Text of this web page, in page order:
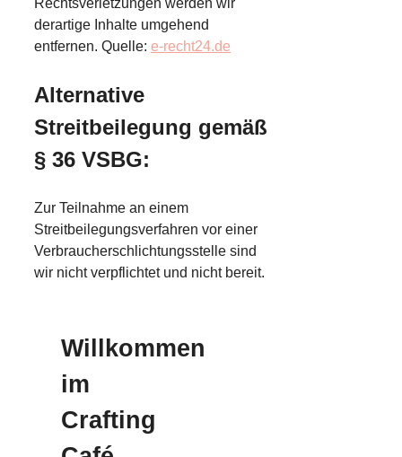
derartige Inhalte umgehend
entfernen. Quelle: e-recht24.de
Alternative
Streitbeilegung gemäß
§ 36 VSBG:
Zur Teilnahme an einem
Streitbeilegungsverfahren vor einer
Verbraucherschlichtungsstelle sind
wir nicht verpflichtet und nicht bereit.
Willkommen
im
Crafting